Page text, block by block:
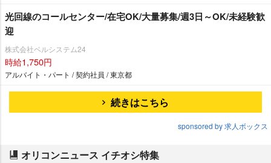
光回線のコールセンター/在宅OK/大量募集/週3日～OK/未経験歓
迎
株式会社ベルシステム24
時給1,750円
アルバイト・パート / 契約社員 / 東京都
続きはこちら
sponsored by 求人ボックス
オリコンニュース イチオシ特集